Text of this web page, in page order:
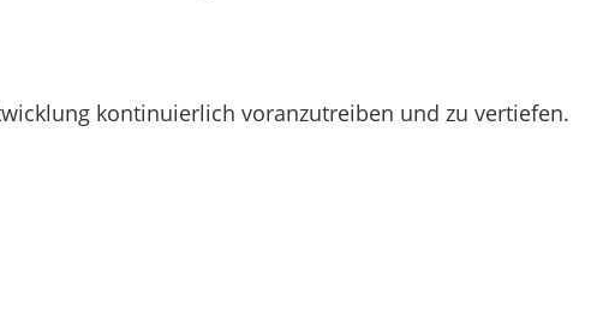
kontinuierlich voranzutreiben und zu vertiefen.